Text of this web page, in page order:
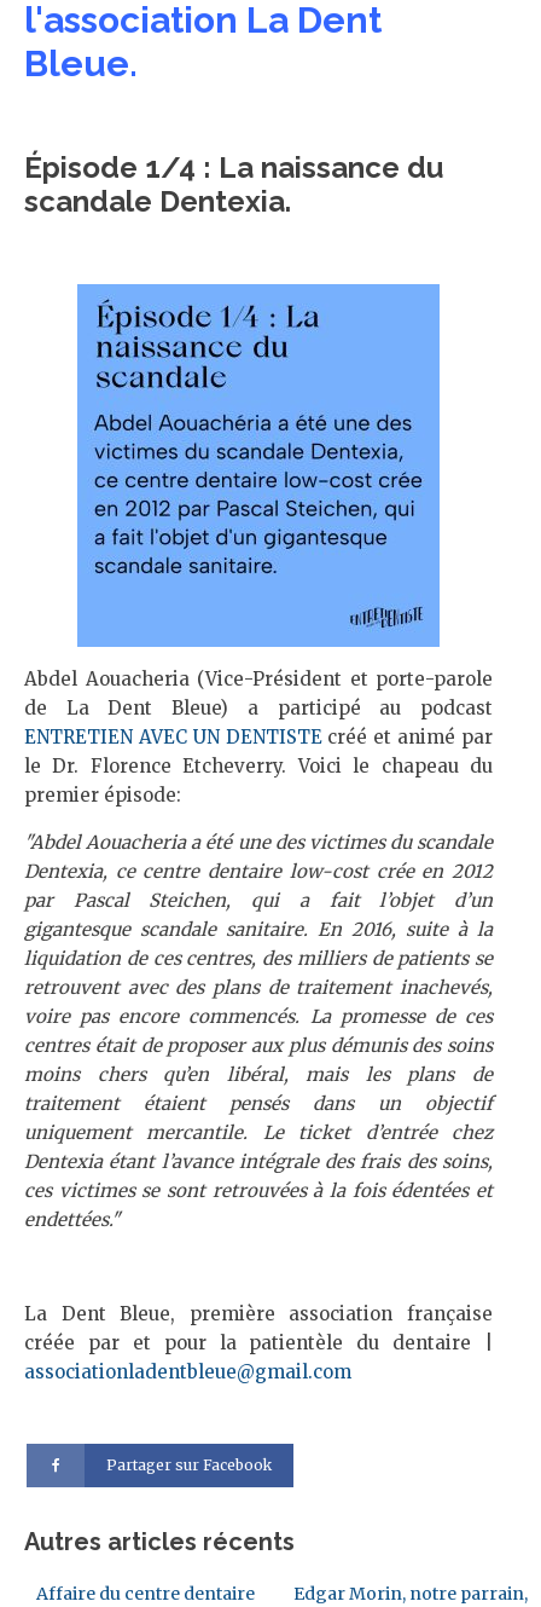
l'association La Dent
Bleue.
Épisode 1/4 : La naissance du
scandale Dentexia.
Abdel Aouacheria (Vice-Président et porte-parole
de La Dent Bleue) a participé au podcast
ENTRETIEN AVEC UN DENTISTEcréé et animé par
le Dr. Florence Etcheverry. Voici le chapeau du
premier épisode:
"Abdel Aouacheria a été une des victimes du scandale
Dentexia, ce centre dentaire low-cost crée en 2012
par Pascal Steichen, qui a fait l’objet d’un
gigantesque scandale sanitaire. En 2016, suite à la
liquidation de ces centres, des milliers de patients se
retrouvent avec des plans de traitement inachevés,
voire pas encore commencés. La promesse de ces
centres était de proposer aux plus démunis des soins
moins chers qu’en libéral, mais les plans de
traitement étaient pensés dans un objectif
uniquement mercantile. Le ticket d’entrée chez
Dentexia étant l’avance intégrale des frais des soins,
ces victimes se sont retrouvées à la fois édentées et
endettées."
La Dent Bleue, première association française
créée par et pour la patientèle du dentaire |
associationladentbleue@gmail.com
Partager sur Facebook
Autres articles récents
Affaire du centre dentaire
Edgar Morin, notre parrain,